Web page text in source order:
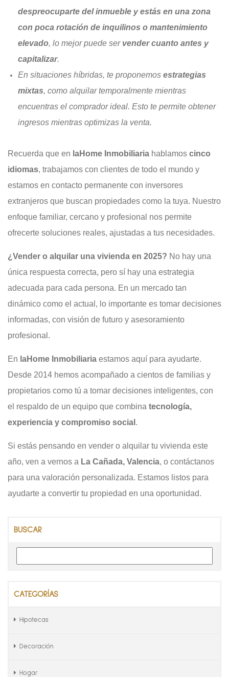
despreocuparte del inmueble y estás en una zona
con poca rotación de inquilinos o mantenimiento
elevado, lo mejor puede ser vender cuanto antes y
capitalizar.
En situaciones híbridas, te proponemos estrategias
mixtas, como alquilar temporalmente mientras
encuentras el comprador ideal. Esto te permite obtener
ingresos mientras optimizas la venta.
Recuerda que en laHome Inmobiliaria hablamos cinco
idiomas, trabajamos con clientes de todo el mundo y
estamos en contacto permanente con inversores
extranjeros que buscan propiedades como la tuya. Nuestro
enfoque familiar, cercano y profesional nos permite
ofrecerte soluciones reales, ajustadas a tus necesidades.
¿Vender o alquilar una vivienda en 2025? No hay una
única respuesta correcta, pero sí hay una estrategia
adecuada para cada persona. En un mercado tan
dinámico como el actual, lo importante es tomar decisiones
informadas, con visión de futuro y asesoramiento
profesional.
En laHome Inmobiliaria estamos aquí para ayudarte.
Desde 2014 hemos acompañado a cientos de familias y
propietarios como tú a tomar decisiones inteligentes, con
el respaldo de un equipo que combina tecnología,
experiencia y compromiso social .
Si estás pensando en vender o alquilar tu vivienda este
año, ven a vernos a La Cañada, Valencia, o contáctanos
para una valoración personalizada. Estamos listos para
ayudarte a convertir tu propiedad en una oportunidad.
BUSCAR
CATEGORÍAS
Hipotecas
Decoración
Hogar